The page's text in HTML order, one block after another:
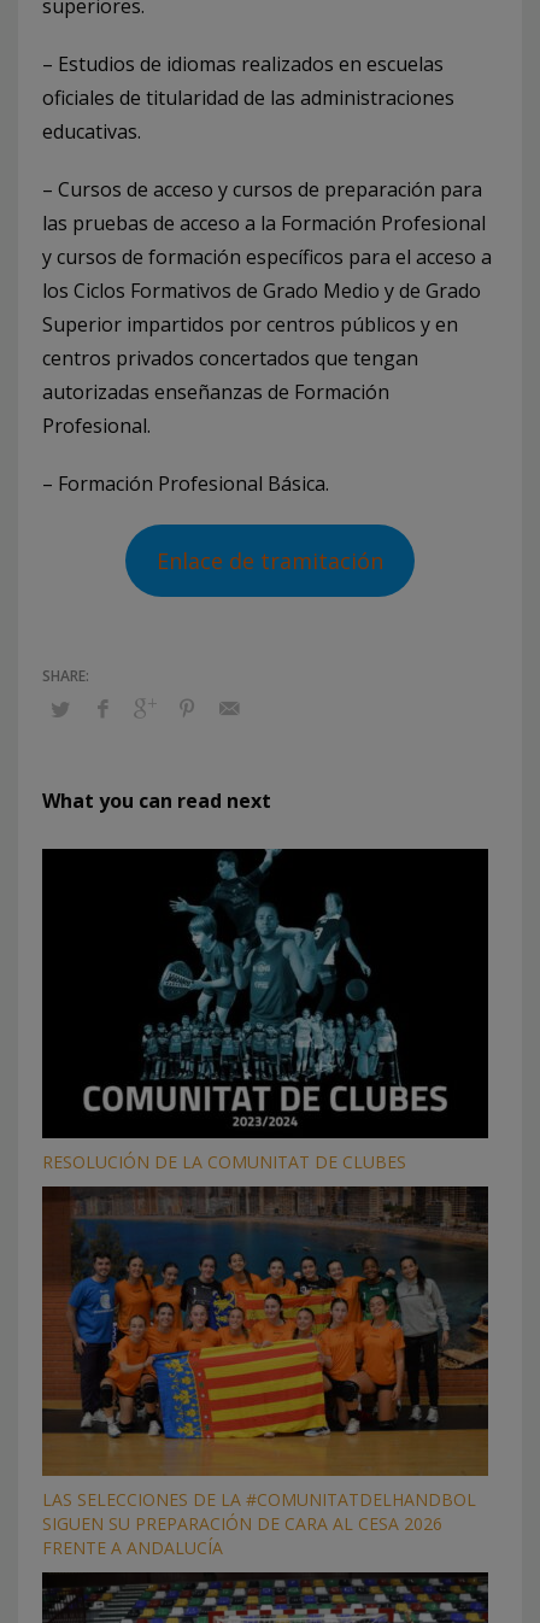
superiores.
– Estudios de idiomas realizados en escuelas
oficiales de titularidad de las administraciones
educativas.
– Cursos de acceso y cursos de preparación para
las pruebas de acceso a la Formación Profesional
y cursos de formación específicos para el acceso a
los Ciclos Formativos de Grado Medio y de Grado
Superior impartidos por centros públicos y en
centros privados concertados que tengan
autorizadas enseñanzas de Formación
Profesional.
– Formación Profesional Básica.
Enlace de tramitación
What you can read next
RESOLUCIÓN DE LA COMUNITAT DE CLUBES
LAS SELECCIONES DE LA #COMUNITATDELHANDBOL
SIGUEN SU PREPARACIÓN DE CARA AL CESA 2026
FRENTE A ANDALUCÍA